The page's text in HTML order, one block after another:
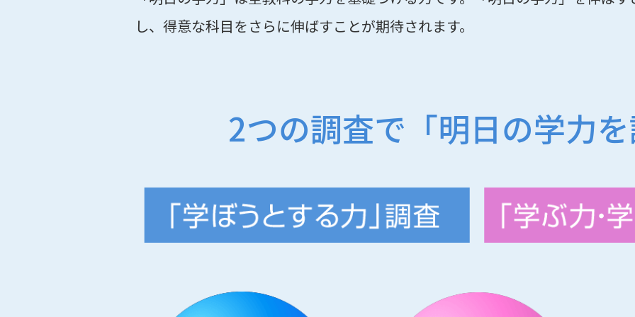
し、得意な科目をさらに伸ばすことが期待されます。
2つの調査で「明日の学力